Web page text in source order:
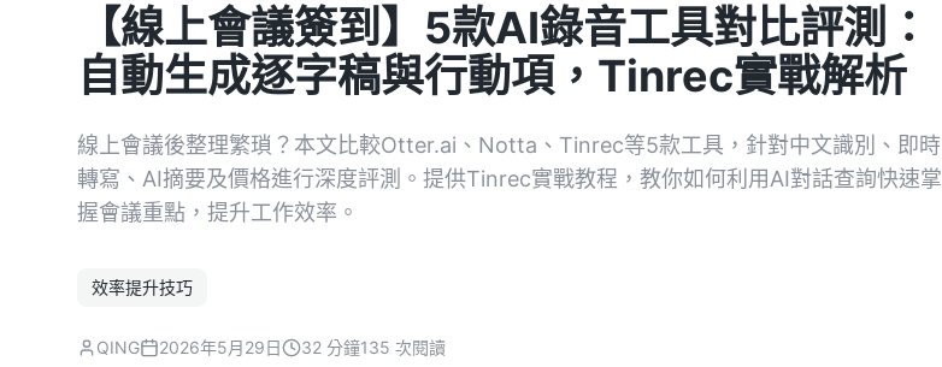
【線上會議簽到】5款AI錄音工具對比評測：
自動生成逐字稿與行動項，Tinrec實戰解析
線上會議後整理繁瑣？本文比較Otter.ai、Notta、Tinrec等5款工具，針對中文識別、即時
轉寫、AI摘要及價格進行深度評測。提供Tinrec實戰教程，教你如何利用AI對話查詢快速掌
握會議重點，提升工作效率。
效率提升技巧
QING 2026年5月29日 32 分鐘135 次閱讀